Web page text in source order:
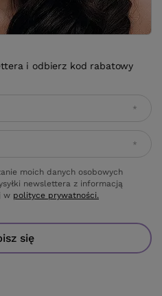
i odbierz kod rabatowy
moich danych osobowych
newslettera z informacją
w polityce prywatności.
się